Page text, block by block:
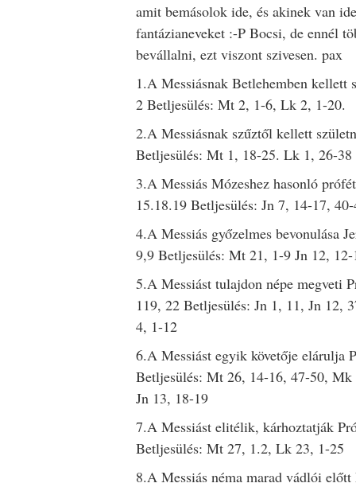
amit bemásolok ide, és akinek van
fantázianeveket :-P Bocsi, de ennél
bevállalni, ezt viszont szivesen. pax
1.A Messiásnak Betlehemben
2 Betljesülés: Mt 2, 1-6, Lk 2, 1-20.
2.A Messiásnak szűztől kellett
Betljesülés: Mt 1, 18-25. Lk 1, 26-38
3.A Messiás Mózeshez hasonló
15.18.19 Betljesülés: Jn 7, 14-17,
4.A Messiás győzelmes bevonulása
9,9 Betljesülés: Mt 21, 1-9 Jn 12, 12-
5.A Messiást tulajdon népe megveti
119, 22 Betljesülés: Jn 1, 11, Jn 12,
4, 1-12
6.A Messiást egyik követője elárulja
Betljesülés: Mt 26, 14-16, 47-50,
Jn 13, 18-19
7.A Messiást elitélik, kárhoztatják
Betljesülés: Mt 27, 1.2, Lk 23, 1-25
8.A Messiás néma marad vádlói